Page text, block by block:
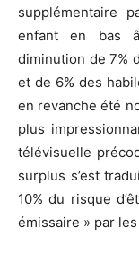
supplémentaire
enfant en bas
diminution de 7%
et de 6% des
en revanche été
plus
télévisuelle
surplus s’est
10% du risque
émissaire » par